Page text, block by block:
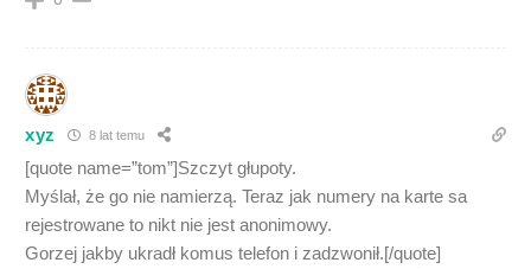
xyz 8 lat temu
[quote name=”tom”]Szczyt głupoty.
Myślał, że go nie namierzą. Teraz jak numery na karte sa
rejestrowane to nikt nie jest anonimowy.
Gorzej jakby ukradł komus telefon i zadzwonił.[/quote]